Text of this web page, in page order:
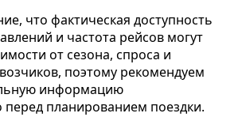
что фактическая доступность
и частота рейсов могут
от сезона, спроса и
поэтому рекомендуем
информацию
перед планированием поездки.